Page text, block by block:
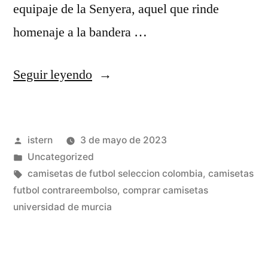
equipaje de la Senyera, aquel que rinde
homenaje a la bandera …
Seguir leyendo«polos
baratos»
Publicado
por
istern
3 de mayo de 2023
Publicado
en
Uncategorized
Etiquetas:
camisetas de futbol seleccion colombia, camisetas
futbol contrareembolso, comprar camisetas
universidad de murcia